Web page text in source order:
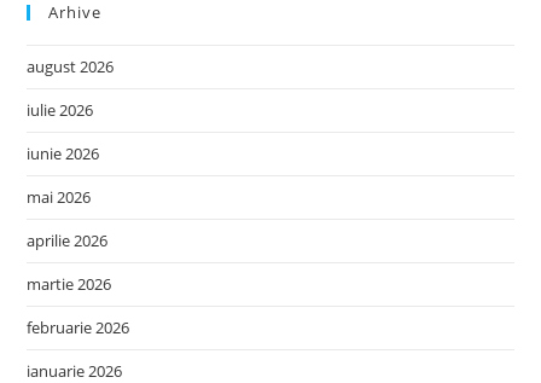
Arhive
august 2026
iulie 2026
iunie 2026
mai 2026
aprilie 2026
martie 2026
februarie 2026
ianuarie 2026